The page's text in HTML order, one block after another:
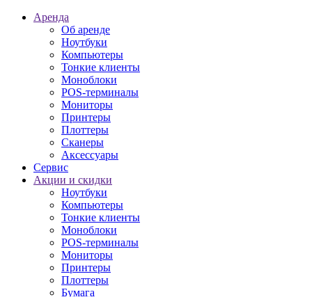
Аренда
Об аренде
Ноутбуки
Компьютеры
Тонкие клиенты
Моноблоки
POS-терминалы
Мониторы
Принтеры
Плоттеры
Сканеры
Аксессуары
Сервис
Акции и скидки
Ноутбуки
Компьютеры
Тонкие клиенты
Моноблоки
POS-терминалы
Мониторы
Принтеры
Плоттеры
Бумага